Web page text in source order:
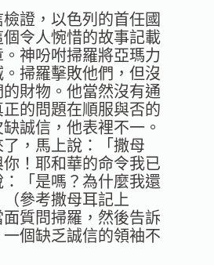
證，以色列的首任國
令人惋惜的故事記載
神吩咐掃羅將亞瑪力
掃羅擊敗他們，但沒
財物。他當然沒有通
的問題在順服與否的
誠信，他表裡不一。
，馬上說：「撒母
！耶和華的命令我已
「是嗎？為什麼我還
參考撒母耳記上
質問掃羅，然後告訴
個缺乏誠信的領袖不